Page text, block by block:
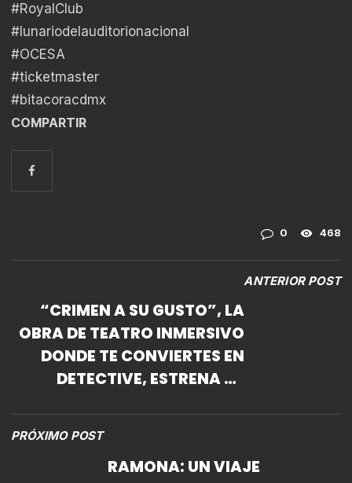
#RoyalClub
#lunariodelauditorionacional
#OCESA
#ticketmaster
#bitacoracdmx
COMPARTIR
0 468
ANTERIOR POST
“CRIMEN A SU GUSTO”, LA
OBRA DE TEATRO INMERSIVO
DONDE TE CONVIERTES EN
DETECTIVE, ESTRENA SU
PRÓXIMO POST
RAMONA: UN VIAJE